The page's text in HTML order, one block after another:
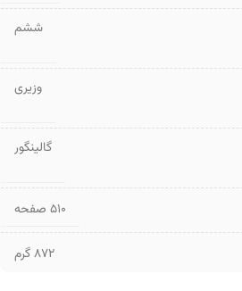
ششم
وزیری
گالینگور
۵۱۰ صفحه
872 گرم